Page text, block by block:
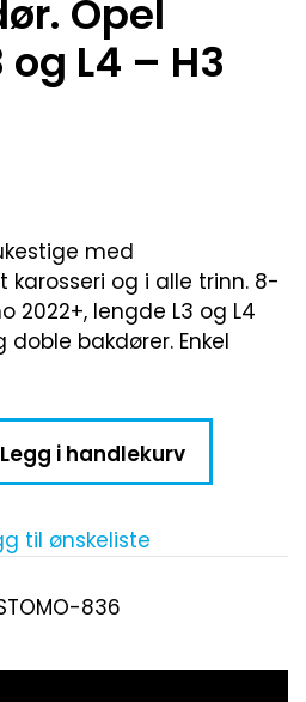
Opel
L4 – H3
med
og i alle trinn. 8-
2022+, lengde L3 og L4
bakdører. Enkel
Legg i handlekurv
til ønskeliste
836